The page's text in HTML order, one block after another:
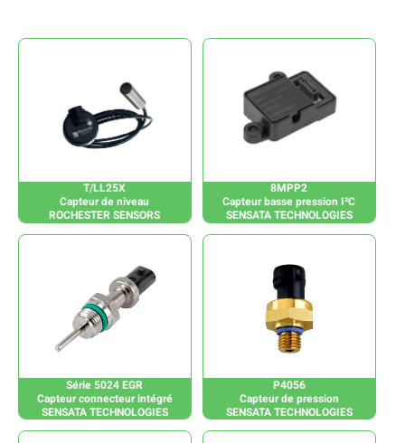
T/LL25X
Capteur de niveau
ROCHESTER SENSORS
8MPP2
Capteur basse pression I²C
SENSATA TECHNOLOGIES
Série 5024 EGR
Capteur connecteur intégré
SENSATA TECHNOLOGIES
P4056
Capteur de pression
SENSATA TECHNOLOGIES